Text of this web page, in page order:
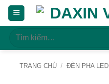
Bỏ
qua
Tìm
TRANG CHỦ / ĐÈN PHA LED